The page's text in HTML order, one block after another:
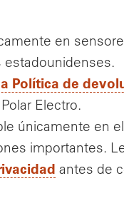
en
estadounidenses.
Política de
Electro.
únicamente en
importantes.
antes de